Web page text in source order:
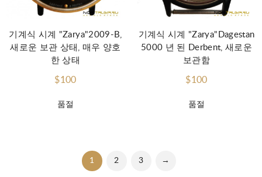
품절
기계식 시계 "Zarya"2009-B,
새로운 보관 상태, 매우 양호
한 상태
$100
품절
기계식 시계 "Zarya"Dagestan
5000 년 된 Derbent, 새로운
보관함
$100
1 2 3 →